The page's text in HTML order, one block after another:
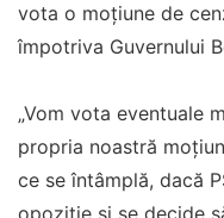
vota o moțiune de
împotriva Guvernului
„Vom vota eventuale
propria noastră
ce se întâmplă, dacă
opoziție și se decide